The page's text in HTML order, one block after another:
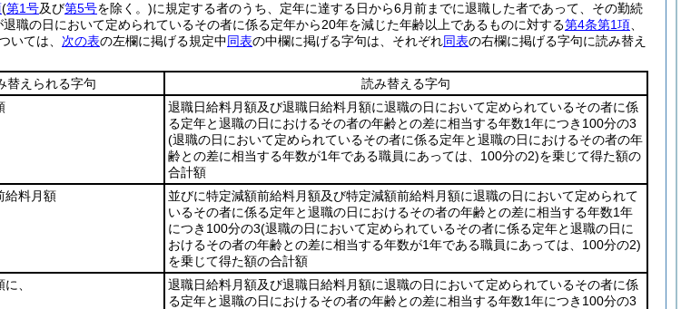
(第1号及び第5号を除く。)に規定する者のうち、定年に達する日から6月前までに退職した者であって、その勤続
職の日において定められているその者に係る定年から20年を減じた年齢以上であるものに対する第4条第1項
いては、 次の表の左欄に掲げる規定中同表の中欄に掲げる字句は、それぞれ同表の右欄に掲げる字句に読み替え
替えられる字句
読み替える字句
退職日給料月額及び退職日給料月額に退職の日において定められているその者に係
る定年と退職の日におけるその者の年齢との差に相当する年数1年につき100分の3
(退職の日において定められているその者に係る定年と退職の日におけるその者の年
齢との差に相当する年数が1年である職員にあっては、100分の2)を乗じて得た額の
合計額
給料月額
並びに特定減額前給料月額及び特定減額前給料月額に退職の日において定められて
いるその者に係る定年と退職の日におけるその者の年齢との差に相当する年数1年
につき100分の3(退職の日において定められているその者に係る定年と退職の日に
おけるその者の年齢との差に相当する年数が1年である職員にあっては、100分の2)
を乗じて得た額の合計額
、
退職日給料月額及び退職日給料月額に退職の日において定められているその者に係
る定年と退職の日におけるその者の年齢との差に相当する年数1年につき100分の3